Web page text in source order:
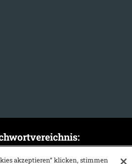
G
akzeptieren“ klicken, stimmen